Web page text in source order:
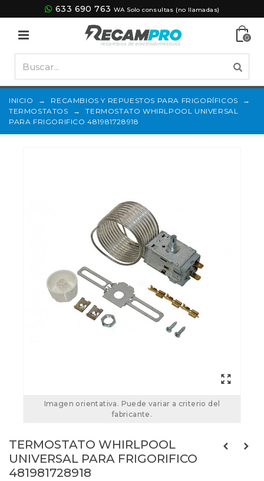
633 690 763 WA Solo consultas (no llamadas)
0
INICIO → RECAMBIOS Y REPUESTOS PARA FRIGORÍFICOS
→
TERMOSTATOS
→
TERMOSTATO WHIRLPOOL UNIVERSAL
PARA FRIGORIFICO 481981728918
Imagen orientativa. Puede variar a criterio del
fabricante.
TERMOSTATO WHIRLPOOL
UNIVERSAL PARA FRIGORIFICO
481981728918